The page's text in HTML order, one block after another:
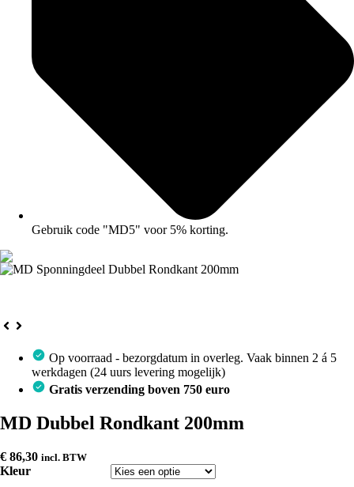
Gebruik code "MD5" voor 5% korting.
Op voorraad - bezorgdatum in overleg. Vaak binnen 2 á 5
werkdagen (24 uurs levering mogelijk)
Gratis verzending boven 750 euro
MD Dubbel Rondkant 200mm
€ 86,30 incl. BTW
Kleur